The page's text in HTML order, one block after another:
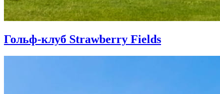
Гольф-клуб Strawberry Fields